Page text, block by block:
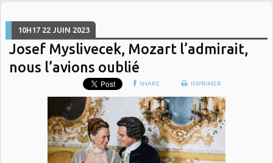
10H17 22 JUIN 2023
Josef Myslivecek, Mozart l’admirait,
nous l’avions oublié
SHARE IMPRIMER